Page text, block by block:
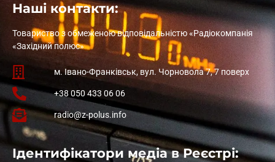
Наші контакти:
Товариство з обмеженою відповідальністю «Радіокомпанія
«Західний полюс»
м. Івано-Франківськ, вул. Чорновола 7, 7 поверх
+38 050 433 06 06
radio@z-polus.info
Ідентифікатори медіа в Реєстрі: